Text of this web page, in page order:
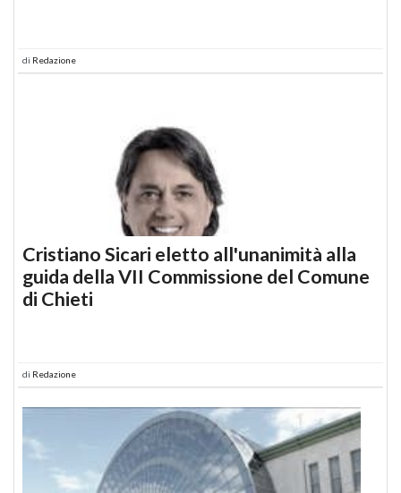
di Redazione
Cristiano Sicari eletto all'unanimità alla
guida della VII Commissione del Comune
di Chieti
di Redazione